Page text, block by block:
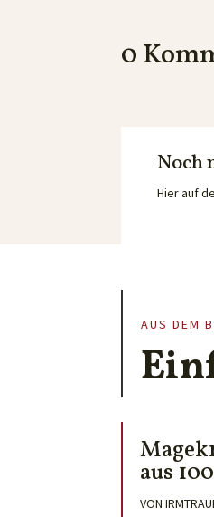
0
Noch
Hier auf
AUS DEM
aus
VON